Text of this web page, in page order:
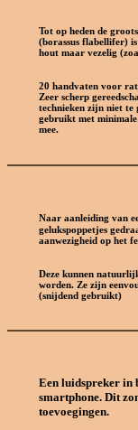
Tot op heden de
(borassus flabellifer)
hout maar vezelig
20 handvaten voor
Zeer scherp
technieken zijn niet te
gebruikt met
mee.
Naar aanleiding van
gelukspoppetjes
aanwezigheid op het
Deze kunnen
worden. Ze zijn
(snijdend gebruikt)
Een luidspreker in
smartphone. Dit
toevoegingen.